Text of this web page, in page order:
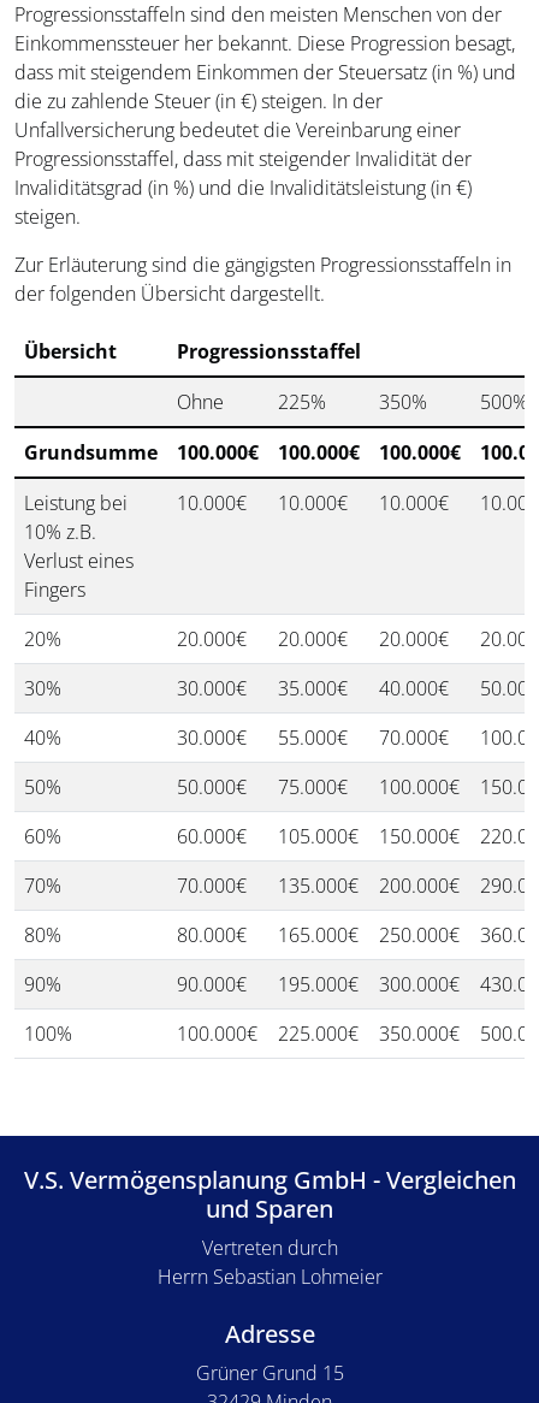
Progressionsstaffeln sind den meisten Menschen von der
Einkommenssteuer her bekannt. Diese Progression besagt,
dass mit steigendem Einkommen der Steuersatz (in %) und
die zu zahlende Steuer (in €) steigen. In der
Unfallversicherung bedeutet die Vereinbarung einer
Progressionsstaffel, dass mit steigender Invalidität der
Invaliditätsgrad (in %) und die Invaliditätsleistung (in €)
steigen.
Zur Erläuterung sind die gängigsten Progressionsstaffeln in
der folgenden Übersicht dargestellt.
Übersicht
Progressionsstaffel
Ohne
225% 350%
500%
Grundsumme
100.000€ 100.000€ 100.000€
Leistung bei
10% z.B.
Verlust eines
Fingers
10.000€ 10.000€ 10.000€
20% 20.000€ 20.000€ 20.000€
30%
30.000€ 35.000€ 40.000€
40%
30.000€ 55.000€ 70.000€
50%
50.000€ 75.000€ 100.000€
60%
60.000€ 105.000€ 150.000€
70%
70.000€ 135.000€ 200.000€
80%
80.000€ 165.000€ 250.000€
90%
90.000€ 195.000€ 300.000€
100%
100.000€ 225.000€ 350.000€
V.S. Vermögensplanung GmbH - Vergleichen
und Sparen
Vertreten durch
Herrn Sebastian Lohmeier
Adresse
Grüner Grund 15